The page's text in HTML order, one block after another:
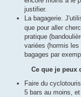
justifier.
La bagagerie.
que pour aller
pratique
variées (hormis
bagages par
Ce que je peux
Faire du
5 bars au moins,